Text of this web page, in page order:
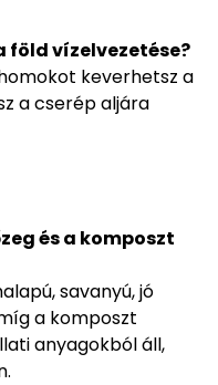
vízelvezetése?
keverhetsz a
a cserép aljára
és a komposzt
savanyú, jó
a komposzt
anyagokból áll,